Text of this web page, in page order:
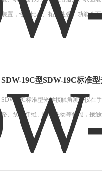
装置，性价比高、拓展性强、功能全
SDW-19C型SDW-19C标准
SDW-19C标准型光学接触角测量仪在
路、纺织纤维、医疗生物等领域，接